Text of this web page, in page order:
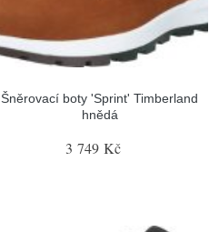
Šněrovací boty 'Sprint' Timberland
hnědá
3 749 Kč